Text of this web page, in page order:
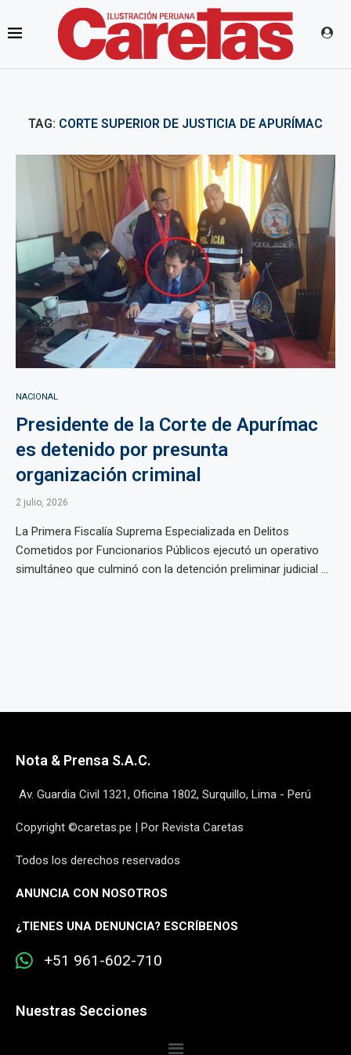
TAG: CORTE SUPERIOR DE JUSTICIA DE APURÍMAC
NACIONAL
Presidente de la Corte de Apurímac
es detenido por presunta
organización criminal
2 julio, 2026
La Primera Fiscalía Suprema Especializada en Delitos
Cometidos por Funcionarios Públicos ejecutó un operativo
simultáneo que culminó con la detención preliminar judicial ...
Nota & Prensa S.A.C.
Av. Guardia Civil 1321, Oficina 1802, Surquillo, Lima - Perú
Copyright ©caretas.pe | Por Revista Caretas
Todos los derechos reservados
ANUNCIA CON NOSOTROS
¿TIENES UNA DENUNCIA? ESCRÍBENOS
+51 961-602-710
Nuestras Secciones